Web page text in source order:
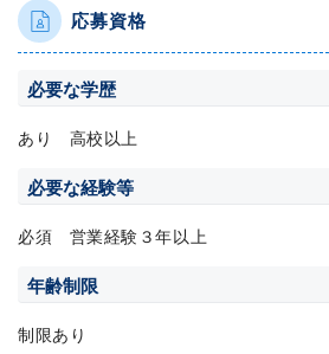
応募資格
必要な学歴
あり 高校以上
必要な経験等
必須 営業経験３年以上
年齢制限
制限あり